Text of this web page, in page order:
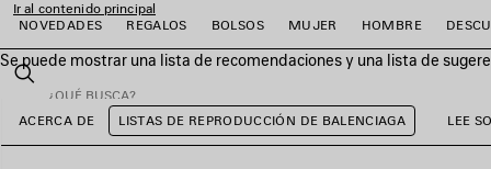
Ir al contenido principal
NOVEDADES
REGALOS BOLSOS MUJER HOMBRE
Se puede mostrar una lista de recomendaciones y una lista de
Buscar
close the banner
ACERCA DE LISTAS DE REPRODUCCIÓN DE BALENCIAGA LEE